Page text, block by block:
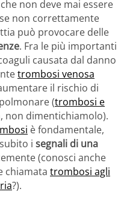
non deve mai essere
non correttamente
può provocare delle
. Fra le più importanti
causata dal danno
trombosi venosa
il rischio di
(trombosi e
non dimentichiamolo).
è fondamentale,
i segnali di una
(conosci anche
chiamata trombosi agli
?).